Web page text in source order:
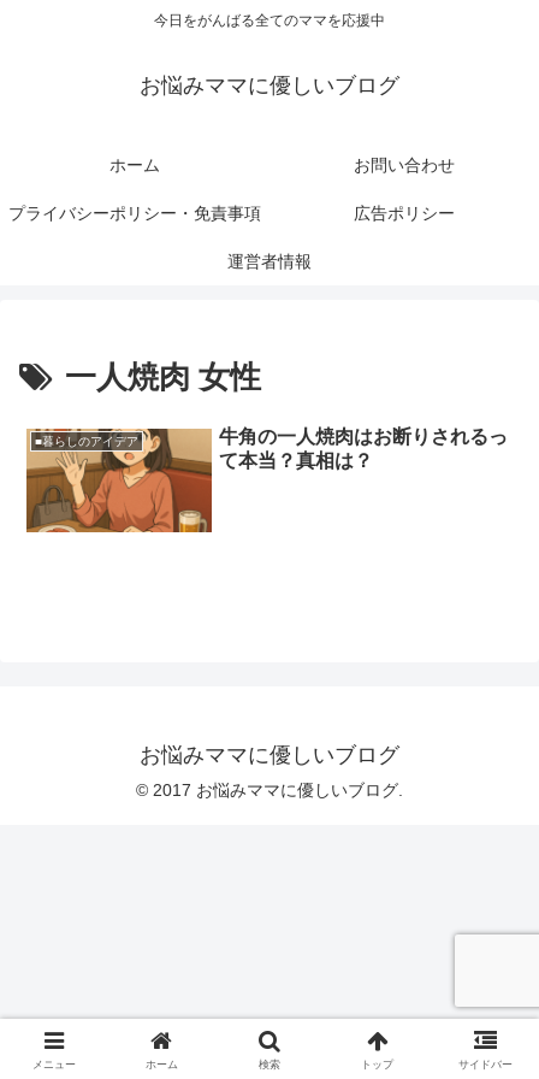
今日をがんばる全てのママを応援中
お悩みママに優しいブログ
ホーム お問い合わせ
プライバシーポリシー・免責事項 広告ポリシー
運営者情報
一人焼肉 女性
■暮らしのアイデア
牛角の一人焼肉はお断りされるっ
て本当？真相は？
お悩みママに優しいブログ
© 2017 お悩みママに優しいブログ.
メニュー ホーム 検索 トップ サイドバー